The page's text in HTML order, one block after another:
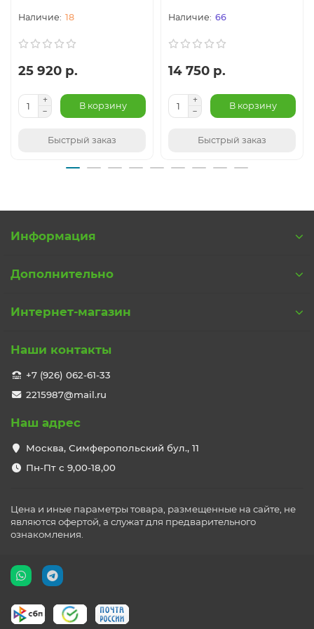
18
25 920 р.
В корзину
Быстрый заказ
66
14 750 р.
В корзину
Быстрый заказ
Информация
Дополнительно
Интернет-магазин
Наши контакты
+7 (926) 062-61-33
2215987@mail.ru
Наш адрес
Москва, Симферопольский бул., 11
Пн-Пт с 9,00-18,00
Цена и иные параметры товара, размещенные на сайте, не
являются офертой, а служат для предварительного
ознакомления.